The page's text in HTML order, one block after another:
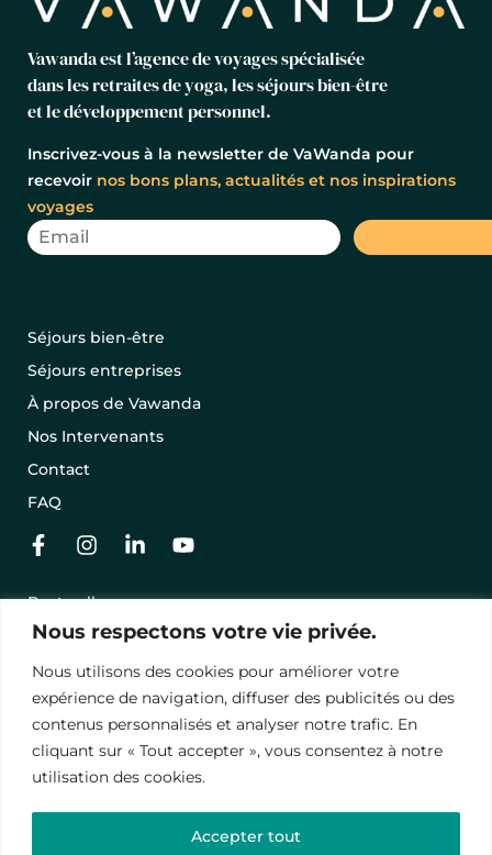
Nous respectons votre vie privée.
Nous utilisons des cookies pour améliorer votre
expérience de navigation, diffuser des publicités ou des
contenus personnalisés et analyser notre trafic. En
cliquant sur « Tout accepter », vous consentez à notre
utilisation des cookies.
Accepter tout
Vawanda est l’agence de voyages spécialisée
dans les retraites de yoga, les séjours bien-être
et le développement personnel.
Inscrivez-vous à la newsletter de VaWanda pour
recevoir nos bons plans, actualités et nos inspirations
voyages
Séjours bien-être
Séjours entreprises
À propos de Vawanda
Nos Intervenants
Contact
FAQ
Best-sellers
Nos séjours en promo
Offrir un séjour avec une carte cadeau
Conditions Générales de Vente
Mentions légales
Politique de Conﬁdentialité